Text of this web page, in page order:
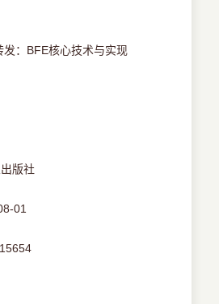
发：BFE核心技术与实现
版社
01